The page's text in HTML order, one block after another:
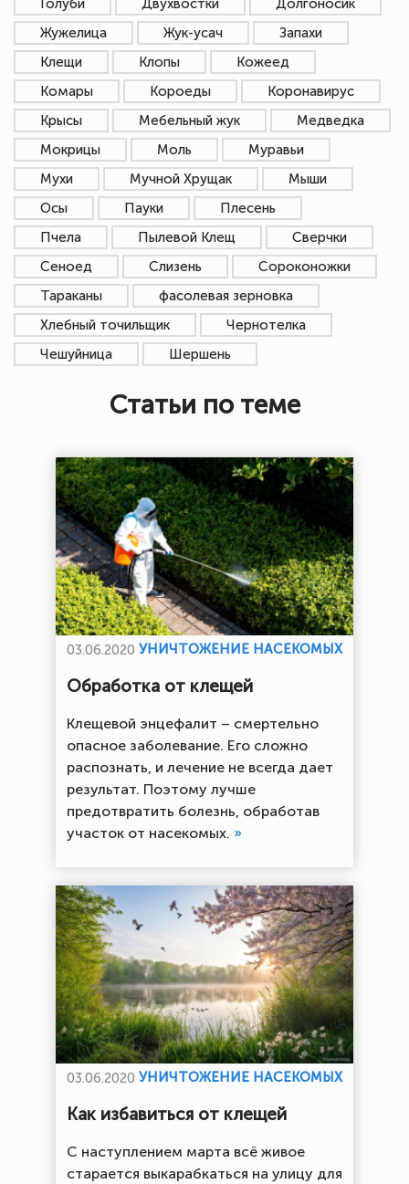
Голуби Двухвостки
Долгоносик
Жужелица
Жук-усач
Запахи
Клещи
Клопы
Кожеед
Комары
Короеды
Коронавирус
Крысы
Мебельный жук
Медведка
Мокрицы
Моль
Муравьи
Мухи
Мучной Хрущак
Мыши
Осы
Пауки
Плесень
Пчела
Пылевой Клещ
Сверчки
Сеноед
Слизень
Сороконожки
Тараканы
фасолевая зерновка
Хлебный точильщик
Чернотелка
Чешуйница
Шершень
Статьи по теме
03.06.2020 УНИЧТОЖЕНИЕ НАСЕКОМЫХ
Обработка от клещей
Клещевой энцефалит – смертельно
опасное заболевание. Его сложно
распознать, и лечение не всегда дает
результат. Поэтому лучше
предотвратить болезнь, обработав
участок от насекомых. »
03.06.2020 УНИЧТОЖЕНИЕ НАСЕКОМЫХ
Как избавиться от клещей
С наступлением марта всё живое
старается выкарабкаться на улицу для